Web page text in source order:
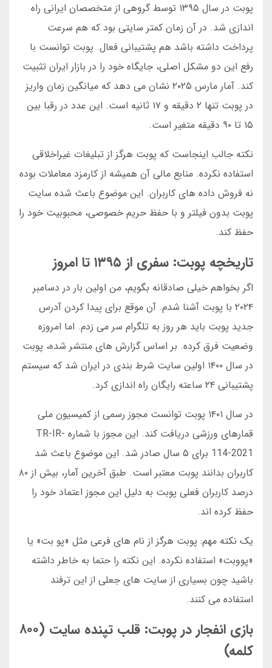
پوبت در سال ۱۳۹۵ توسط گروهی از متخصصان ایرانی راه
اندازی شد. در آن زمان کمتر سایتی بود که هم سرعت
پرداخت داشته باشد هم پشتیبانی فعال. پوبت توانست با
رفع این دو مشکل اصلی، جایگاه خود را در بازار ایران تثبیت
کند. آمار مارس ۲۰۲۵ نشان می دهد که میانگین زمان واریز
در پوبت تنها ۲ دقیقه و ۱۷ ثانیه است. این عدد در رقبا بین
۱۵ تا ۹۰ دقیقه متغیر است.
نکته جالب اینجاست که پوبت هرگز از تبلیغات غیراخلاقی
استفاده نکرده. منابع مالی آن همیشه از کارمزد معاملات بوده
نه فروش داده های کاربران. این موضوع باعث شده سایت
پوبت بدون فیلتر و با حفظ حریم خصوصی، محبوبیت خود را
حفظ کند.
تاریخچه پوبت: سفری از ۱۳۹۵ تا امروز
اگر بخواهم خیلی صادقانه بگویم، من اولین بار در دسامبر
۲۰۲۴ با پوبت آشنا شدم. آن موقع برای پیدا کردن آدرس
جدید پوبت باید هر روز به تلگرام سر می زدم. اما امروزه
وضعیت فرق کرده. بر اساس گزارش های منتشر شده، پوبت
در سال ۱۴۰۰ اولین سایت شرط بندی در ایران شد که سیستم
پشتیبانی ۲۴ ساعته رایگان راه اندازی کرد.
در سال ۱۴۰۱ پوبت توانست مجوز رسمی از کمیسیون ملی
قمارهای ورزشی دریافت کند. این مجوز با شماره TR-IR-
114-2021 برای ۵ سال صادر شد. این موضوع باعث شد
کاربران بدانند پوبت معتبر است. طبق آخرین آمار، بیش از ۸۰
درصد کاربران فعلی پوبت به دلیل این مجوز اعتماد خود را
حفظ کرده اند.
یک نکته مهم: پوبت هرگز از نام های فرعی مثل «پو بت» یا
«پووبت» استفاده نکرده. این نکته را حتما به خاطر داشته
باشید چون بسیاری از سایت های جعلی از این ترفند
استفاده می کنند.
بازی انفجار در پوبت: قلب تپنده سایت (۸۰۰
کلمه)